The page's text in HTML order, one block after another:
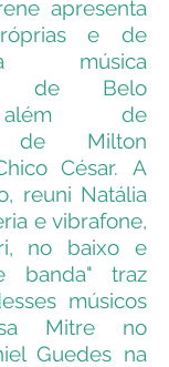
apresenta
e de
música
de Belo
além de
de Milton
César. A
reuni Natália
e vibrafone,
no baixo e
banda" traz
músicos
Mitre no
Guedes na